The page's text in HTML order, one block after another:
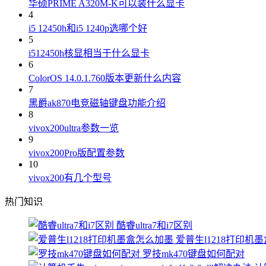
华硕PRIME A320M-K可以装什么显卡
4
i5 12450h和i5 1240p选哪个好
5
i512450h核显相当于什么显卡
6
ColorOS 14.0.1.760版本更新什么内容
7
黑爵ak870电竞磁轴键盘功能介绍
8
vivox200ultra参数一览
9
vivox200Pro版配置参数
10
vivox200有几个型号
热门知识
酷睿ultra7和i7区别
爱普生l1218打印机
罗技mk470键盘如何配对